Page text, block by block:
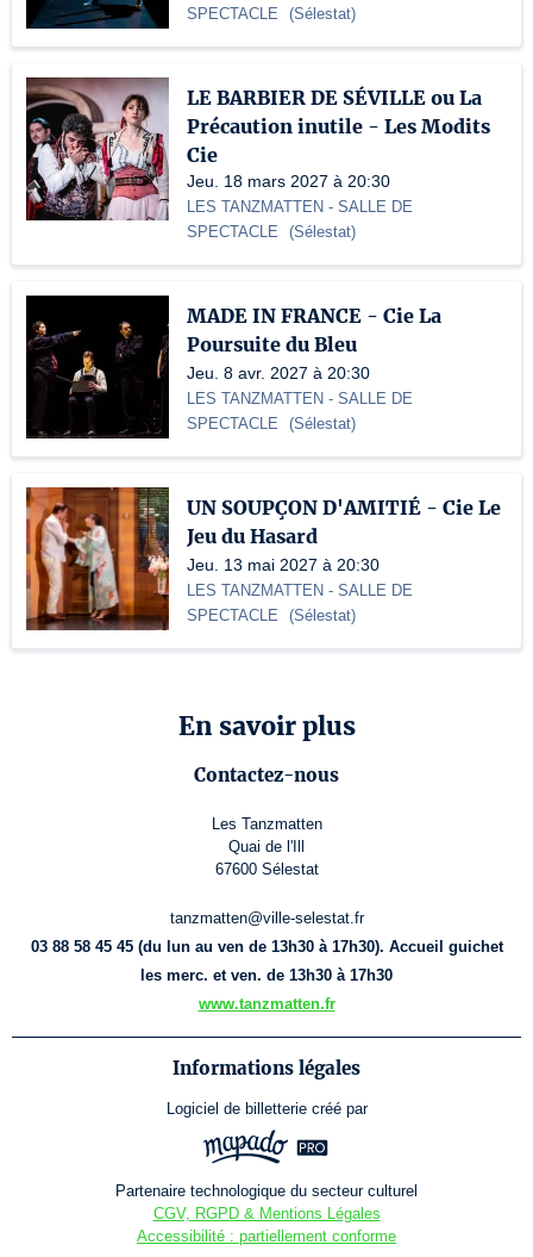
SPECTACLE
(Sélestat)
LE BARBIER DE SÉVILLE ou La
Précaution inutile - Les Modits
Cie
Jeu. 18 mars 2027 à 20:30
LES TANZMATTEN - SALLE DE
SPECTACLE
(Sélestat)
MADE IN FRANCE - Cie La
Poursuite du Bleu
Jeu. 8 avr. 2027 à 20:30
LES TANZMATTEN - SALLE DE
SPECTACLE
(Sélestat)
UN SOUPÇON D'AMITIÉ - Cie Le
Jeu du Hasard
Jeu. 13 mai 2027 à 20:30
LES TANZMATTEN - SALLE DE
SPECTACLE
(Sélestat)
En savoir plus
Contactez-nous
Les Tanzmatten
Quai de l'Ill
67600 Sélestat
tanzmatten@ville-selestat.fr
03 88 58 45 45 (du lun au ven de 13h30 à 17h30). Accueil guichet
les merc. et ven. de 13h30 à 17h30
www.tanzmatten.fr
Informations légales
Logiciel de billetterie créé par
Partenaire technologique du secteur culturel
CGV, RGPD & Mentions Légales
Accessibilité : partiellement conforme